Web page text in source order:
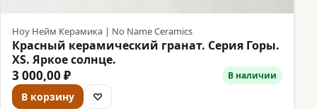
Ноу Нейм Керамика | No Name Ceramics
Красный керамический гранат. Серия Горы.
XS. Яркое солнце.
3 000,00 ₽ В наличии
В корзину ♡